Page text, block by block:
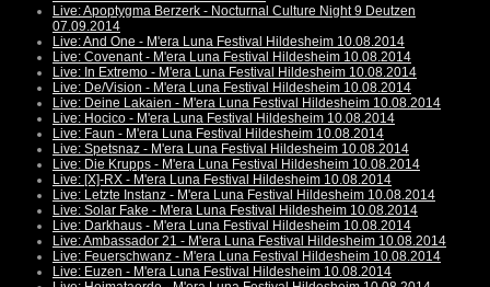
Live: Apoptygma Berzerk - Nocturnal Culture Night 9 Deutzen
07.09.2014
Live: And One - M'era Luna Festival Hildesheim 10.08.2014
Live: Covenant - M'era Luna Festival Hildesheim 10.08.2014
Live: In Extremo - M'era Luna Festival Hildesheim 10.08.2014
Live: De/Vision - M'era Luna Festival Hildesheim 10.08.2014
Live: Deine Lakaien - M'era Luna Festival Hildesheim 10.08.2014
Live: Hocico - M'era Luna Festival Hildesheim 10.08.2014
Live: Faun - M'era Luna Festival Hildesheim 10.08.2014
Live: Spetsnaz - M'era Luna Festival Hildesheim 10.08.2014
Live: Die Krupps - M'era Luna Festival Hildesheim 10.08.2014
Live: [X]-RX - M'era Luna Festival Hildesheim 10.08.2014
Live: Letzte Instanz - M'era Luna Festival Hildesheim 10.08.2014
Live: Solar Fake - M'era Luna Festival Hildesheim 10.08.2014
Live: Darkhaus - M'era Luna Festival Hildesheim 10.08.2014
Live: Ambassador 21 - M'era Luna Festival Hildesheim 10.08.2014
Live: Feuerschwanz - M'era Luna Festival Hildesheim 10.08.2014
Live: Euzen - M'era Luna Festival Hildesheim 10.08.2014